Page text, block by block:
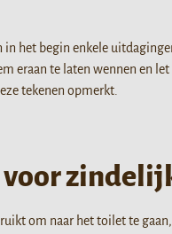
het begin enkele
eraan te laten wennen en
tekenen opmerkt.
voor
om naar het toilet te